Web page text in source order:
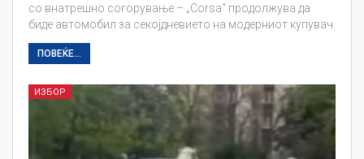
со внатрешно согорување – „Corsa“ продолжува да
биде автомобил за секојдневието на модерниот купувач.
ПОВЕЌЕ...
ИЗБОР